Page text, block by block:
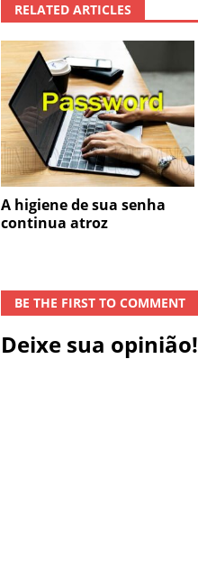
RELATED ARTICLES
A higiene de sua senha
continua atroz
BE THE FIRST TO COMMENT
Deixe sua opinião!